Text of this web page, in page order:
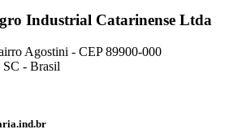
Industrial Catarinense Ltda
Agostini - CEP 89900-000
SC - Brasil